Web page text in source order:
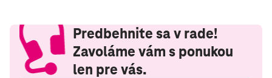
Predbehnite sa v rade!
Zavoláme vám s ponukou
len pre vás.